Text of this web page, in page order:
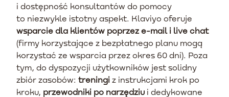
i dostępność konsultantów do pomocy
to niezwykle istotny aspekt. Klaviyo oferuje
wsparcie dla klientów poprzez e-mail i live chat
(firmy korzystające z bezpłatnego planu mogą
korzystać ze wsparcia przez okres 60 dni). Poza
tym, do dyspozycji użytkowników jest solidny
zbiór zasobów: treningi z instrukcjami krok po
kroku, przewodniki po narzędziu i dedykowane